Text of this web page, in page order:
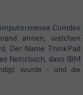
Comdex
ahnen, welchen
Der Name ThinkPad
Notizbuch, dass IBM
wurde - und die